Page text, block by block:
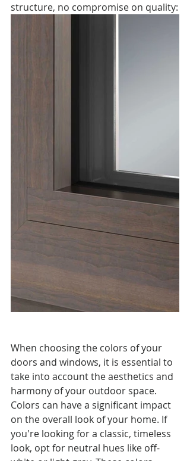
structure, no compromise on quality:
When choosing the colors of your
doors and windows, it is essential to
take into account the aesthetics and
harmony of your outdoor space.
Colors can have a significant impact
on the overall look of your home. If
you're looking for a classic, timeless
look, opt for neutral hues like off-